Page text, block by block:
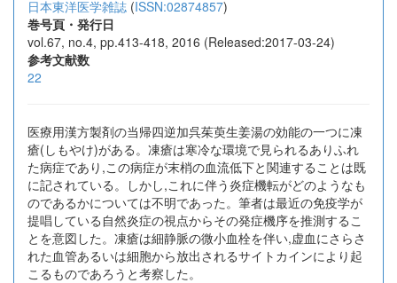
日本東洋医学雑誌 (ISSN:02874857)
巻号頁・発行日
vol.67, no.4, pp.413-418, 2016 (Released:2017-03-24)
参考文献数
22
医療用漢方製剤の当帰四逆加呉茱萸生姜湯の効能の一つに凍
瘡(しもやけ)がある。凍瘡は寒冷な環境で見られるありふれ
た病症であり,この病症が末梢の血流低下と関連することは既
に記されている。しかし,これに伴う炎症機転がどのようなも
のであるかについては不明であった。筆者は最近の免疫学が
提唱している自然炎症の視点からその発症機序を推測するこ
とを意図した。凍瘡は細静脈の微小血栓を伴い,虚血にさらさ
れた血管あるいは細胞から放出されるサイトカインにより起
こるものであろうと考察した。